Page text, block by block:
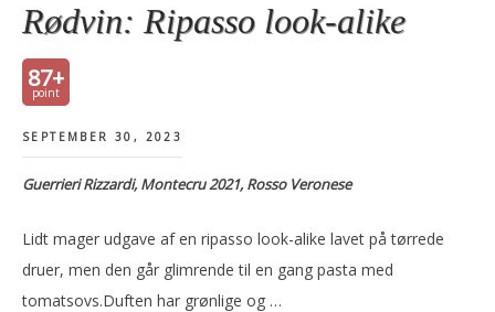
Rødvin: Ripasso look-alike
87+
SEPTEMBER 30, 2023
Guerrieri Rizzardi, Montecru 2021, Rosso Veronese
Lidt mager udgave af en ripasso look-alike lavet på tørrede
druer, men den går glimrende til en gang pasta med
tomatsovs.Duften har grønlige og …